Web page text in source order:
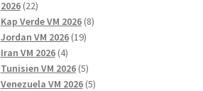
2026 2222
produkter
Kap Verde VM 2026 88
Jordan VM 2026 1919
Iran VM 2026 44
produkter
Tunisien VM 2026 55
produkter
Venezuela VM 2026 55